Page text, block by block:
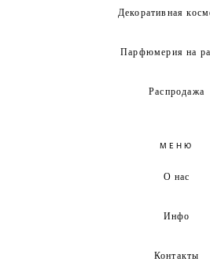
Декоративная
Парфюмерия на
Распродажа
МЕНЮ
О нас
Инфо
Контакты